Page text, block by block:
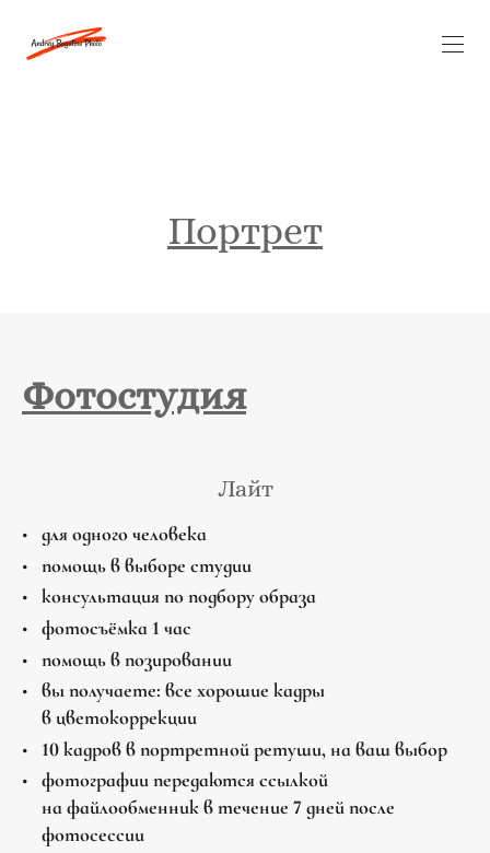
Портрет
Фотостудия
Лайт
для одного человека
помощь в выборе студии
консультация по подбору образа
фотосъёмка 1 час
помощь в позировании
вы получаете: все хорошие кадры
в цветокоррекции
10 кадров в портретной ретуши, на ваш выбор
фотографии передаются ссылкой
на файлообменник в течение 7 дней после
фотосессии